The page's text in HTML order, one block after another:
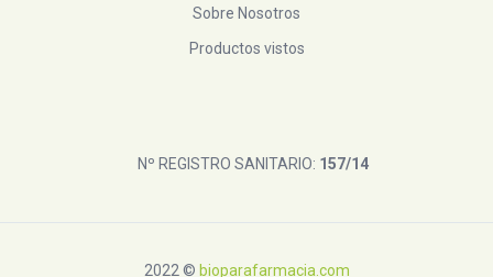
Sobre Nosotros
Productos vistos
Nº REGISTRO SANITARIO: 157/14
2022 © bioparafarmacia.com